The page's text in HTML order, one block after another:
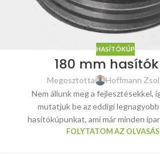
HASÍTÓKÚP
180 mm
Megosztotta Hoffmann
Nem állunk meg a fejlesztésekkel,
mutatjuk be az eddigi
hasítókúpunkat, ami már minden
FOLYTATOM AZ